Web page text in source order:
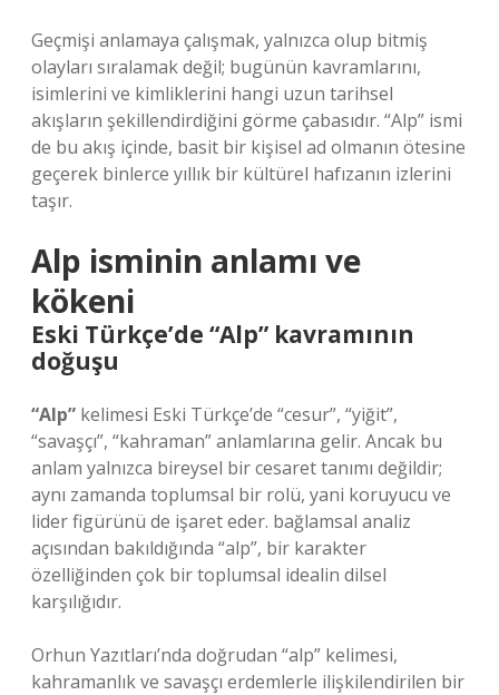
Geçmişi anlamaya çalışmak, yalnızca olup bitmiş
olayları sıralamak değil; bugünün kavramlarını,
isimlerini ve kimliklerini hangi uzun tarihsel
akışların şekillendirdiğini görme çabasıdır. “Alp” ismi
de bu akış içinde, basit bir kişisel ad olmanın ötesine
geçerek binlerce yıllık bir kültürel hafızanın izlerini
taşır.
Alp isminin anlamı ve
kökeni
Eski Türkçe’de “Alp” kavramının
doğuşu
“Alp” kelimesi Eski Türkçe’de “cesur”, “yiğit”,
“savaşçı”, “kahraman” anlamlarına gelir. Ancak bu
anlam yalnızca bireysel bir cesaret tanımı değildir;
aynı zamanda toplumsal bir rolü, yani koruyucu ve
lider figürünü de işaret eder. bağlamsal analiz
açısından bakıldığında “alp”, bir karakter
özelliğinden çok bir toplumsal idealin dilsel
karşılığıdır.
Orhun Yazıtları’nda doğrudan “alp” kelimesi,
kahramanlık ve savaşçı erdemlerle ilişkilendirilen bir